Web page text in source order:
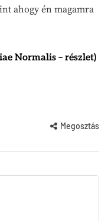
ahogy én magamra
Normalis – részlet)
Megosztás